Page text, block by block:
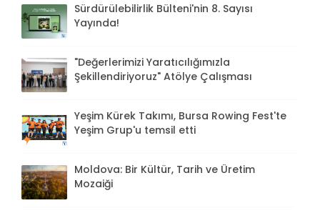
Sürdürülebilirlik Bülteni'nin 8. Sayısı
Yayında!
"Değerlerimizi Yaratıcılığımızla
Şekillendiriyoruz" Atölye Çalışması
Yeşim Kürek Takımı, Bursa Rowing Fest'te
Yeşim Grup'u temsil etti
Moldova: Bir Kültür, Tarih ve Üretim
Mozaiği